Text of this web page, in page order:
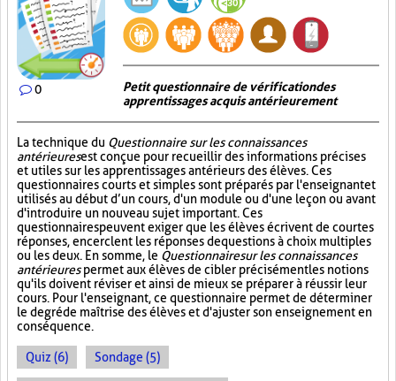
0
Petit questionnaire de vérification des
apprentissages acquis antérieurement
La technique du Questionnaire sur les connaissances
antérieuresest conçue pour recueillir des informations précises
et utiles sur les apprentissages antérieurs des élèves. Ces
questionnaires courts et simples sont préparés par l'enseignant et
utilisés au début d’un cours, d'un module ou d'une leçon ou avant
d'introduire un nouveau sujet important. Ces
questionnaires peuvent exiger que les élèves écrivent de courtes
réponses, encerclent les réponses de questions à choix multiples
ou les deux. En somme, le Questionnaire sur les connaissances
antérieurespermet aux élèves de cibler précisément les notions
qu'ils doivent réviser et ainsi de mieux se préparer à réussir leur
cours. Pour l'enseignant, ce questionnaire permet de déterminer
le degré de maîtrise des élèves et d'ajuster son enseignement en
conséquence.
Quiz (6) Sondage (5)